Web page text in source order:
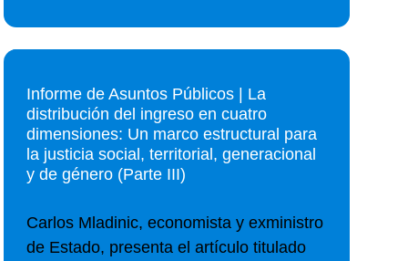
Informe de Asuntos Públicos | La
distribución del ingreso en cuatro
dimensiones: Un marco estructural para
la justicia social, territorial, generacional
y de género (Parte III)
Carlos Mladinic, economista y exministro
de Estado, presenta el artículo titulado